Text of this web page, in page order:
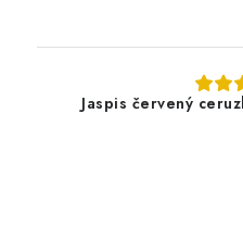
Jaspis červený